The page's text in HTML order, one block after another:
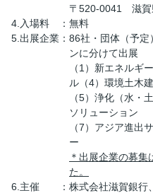
〒520-0041 滋賀
4.入場料
： 無料
5.出展企業 ： 86社・団体（予定
ンに分けて出展
（1）新エネルギ
ル（4）環境土木
（5）浄化（水・
ソリューション
（7）アジア進出
ー
＊出展企業の募集
た。
6.主催
： 株式会社滋賀銀行